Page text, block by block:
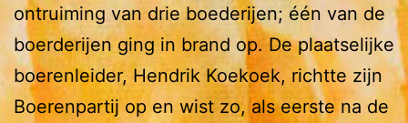
ontruiming van drie boederijen; één van de
boerderijen ging in brand op. De plaatselijke
boerenleider, Hendrik Koekoek, richtte zijn
Boerenpartij op en wist zo, als eerste na de